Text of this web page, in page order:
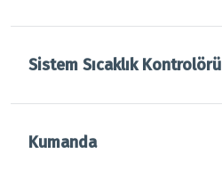
Sistem Sıcaklık Kontrolörü
Kumanda